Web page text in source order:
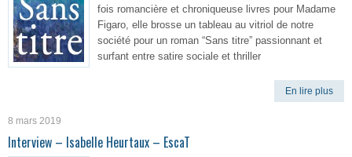
fois romancière et chroniqueuse livres pour Madame
Figaro, elle brosse un tableau au vitriol de notre
société pour un roman “Sans titre” passionnant et
surfant entre satire sociale et thriller
En lire plus
8 mars 2019
Interview – Isabelle Heurtaux – EscaT